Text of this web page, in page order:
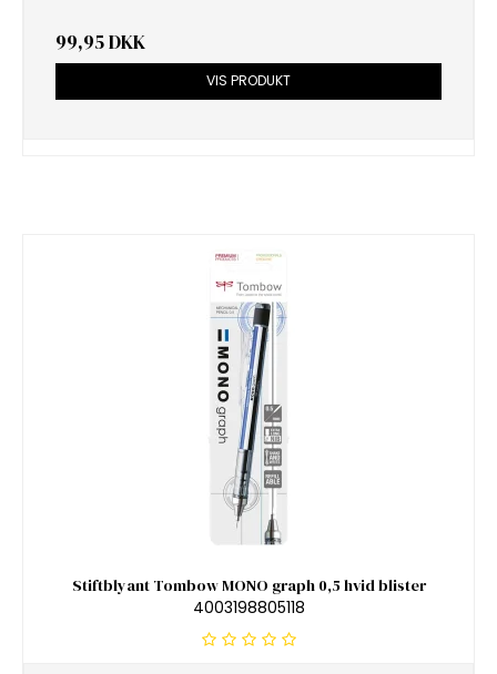
99,95 DKK
VIS PRODUKT
Stiftblyant Tombow MONO graph 0,5 hvid blister
4003198805118